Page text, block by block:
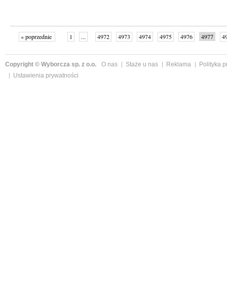
« poprzednie 1 ... 4972 4973 4974 4975 4976 4977
Copyright © Wyborcza sp. z o.o. O nas Staże u nas Reklama
Polityka
Ustawienia prywatności